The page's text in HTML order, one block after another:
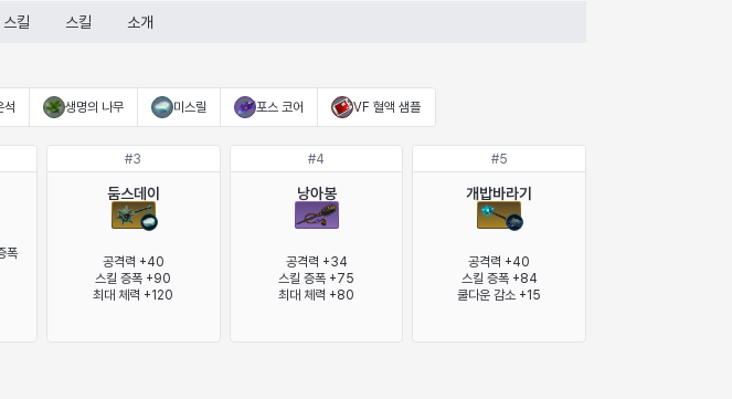
킬 스킬 소개
석 생명의 나무 미스릴 포스 코어 VF 혈액 샘플
폭
#3
둠스데이
공격력 +40
스킬 증폭 +90
최대 체력 +120
#4
낭아봉
공격력 +34
스킬 증폭 +75
최대 체력 +80
#5
개밥바라기
공격력 +40
스킬 증폭 +84
쿨다운 감소 +15